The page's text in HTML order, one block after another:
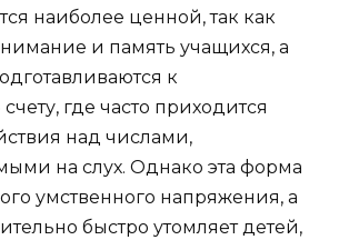
наиболее ценной, так как
и память учащихся, а
к
где часто приходится
над числами,
на слух. Однако эта форма
умственного напряжения, а
быстро утомляет детей,